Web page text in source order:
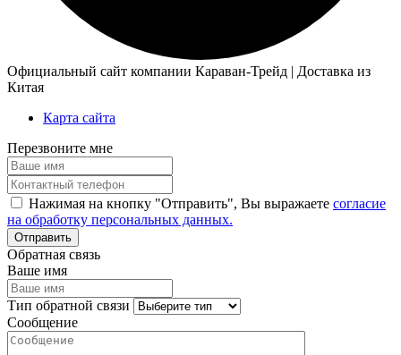
Официальный сайт компании Караван-Трейд | Доставка из
Китая
Карта сайта
Перезвоните мне
Нажимая на кнопку "Отправить", Вы выражаете согласие
на обработку персональных данных.
Обратная связь
Ваше имя
Тип обратной связи
Сообщение